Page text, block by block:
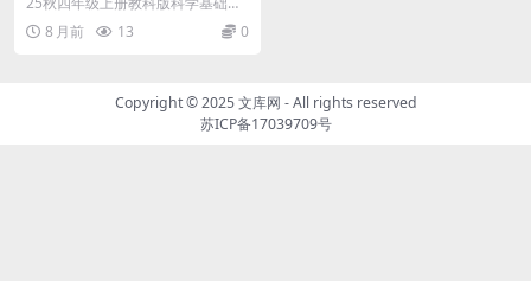
识一课一练通关小单含答案
8 月前 13 0
Copyright © 2025文库网 - All rights reserved
苏ICP备17039709号